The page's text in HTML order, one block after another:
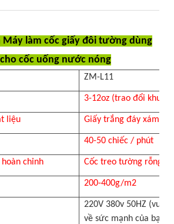
Máy làm cốc giấy đôi tường dùng
cốc uống nước nóng
ZM-L11
3-12oz (trao đổi
liệu Giấy trắng đáy xám
40-50 chiếc / phút
chỉnh Cốc treo tường rỗng/
200-400g/m2
220V 380v 50HZ (vui
về sức mạnh của bạn)